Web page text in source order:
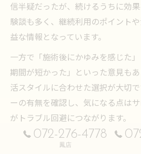
信半疑だったが、続けるうちに効
験談も多く、継続利用のポイント
益な情報となっています。
一方で「施術後にかゆみを感じた
期間が短かった」といった意見もあ
活スタイルに合わせた選択が大切で
ーの有無を確認し、気になる点はサ
がトラブル回避につながります。
ナチュラルデザイン耳つぼジュエ
072-276-4778
鳳店